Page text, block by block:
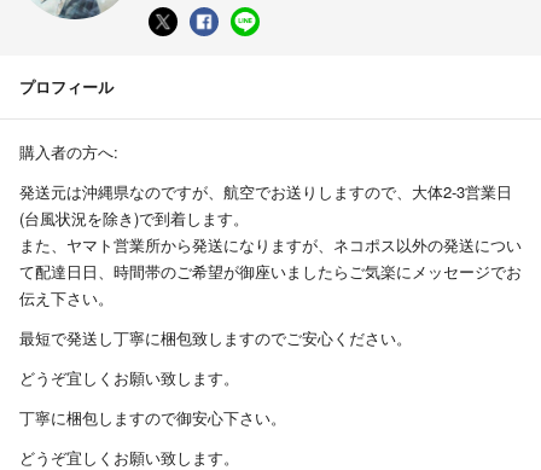
プロフィール
購入者の方へ:
発送元は沖縄県なのですが、航空でお送りしますので、大体2-3営業日
(台風状況を除き)で到着します。
また、ヤマト営業所から発送になりますが、ネコポス以外の発送につい
て配達日日、時間帯のご希望が御座いましたらご気楽にメッセージでお
伝え下さい。
最短で発送し丁寧に梱包致しますのでご安心ください。
どうぞ宜しくお願い致します。
丁寧に梱包しますので御安心下さい。
どうぞ宜しくお願い致します。